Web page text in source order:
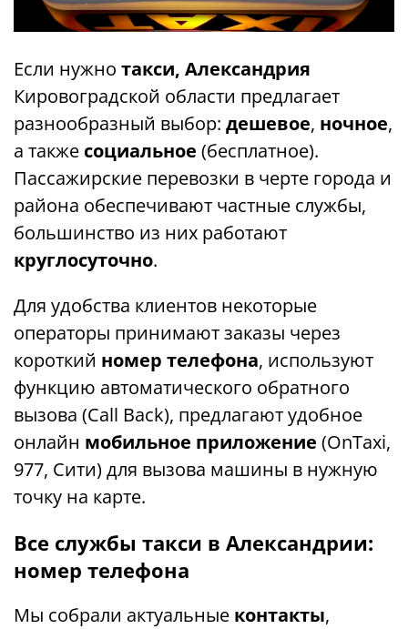
Если нужно такси, Александрия
Кировоградской области предлагает
разнообразный выбор: дешевое, ночное,
а также социальное (бесплатное).
Пассажирские перевозки в черте города и
района обеспечивают частные службы,
большинство из них работают
круглосуточно.
Для удобства клиентов некоторые
операторы принимают заказы через
короткий номер телефона, используют
функцию автоматического обратного
вызова (Call Back), предлагают удобное
онлайн мобильное приложение (OnTaxi,
977, Сити) для вызова машины в нужную
точку на карте.
Все службы такси в Александрии:
номер телефона
Мы собрали актуальные контакты,